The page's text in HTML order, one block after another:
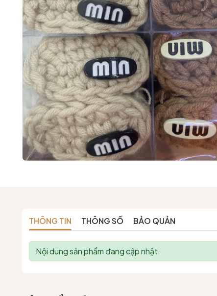
THÔNG TIN THÔNG SỐ BẢO QUẢN
Nội dung sản phẩm đang cập nhật.